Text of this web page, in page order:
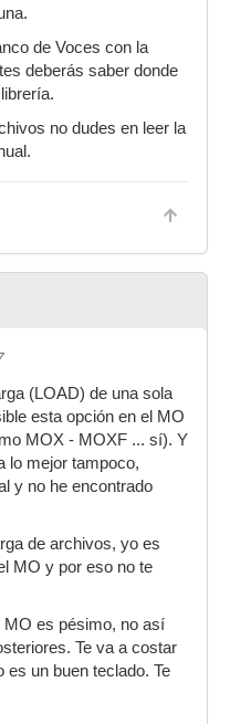
de Voces con la
deberás saber donde
no dudes en leer la
(LOAD) de una sola
esta opción en el MO
MOX - MOXF ... sí). Y
lo mejor tampoco,
y no he encontrado
de archivos, yo es
MO y por eso no te
MO es pésimo, no así
Te va a costar
es un buen teclado. Te